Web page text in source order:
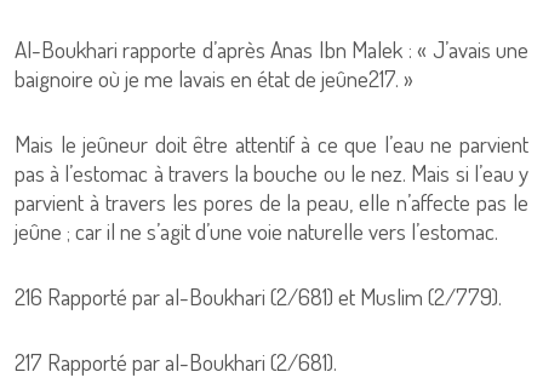
Al-Boukhari rapporte d’après Anas Ibn Malek : « J’avais une
baignoire où je me lavais en état de jeûne217. »
Mais le jeûneur doit être attentif à ce que l’eau ne parvient
pas à l’estomac à travers la bouche ou le nez. Mais si l’eau y
parvient à travers les pores de la peau, elle n’affecte pas le
jeûne ; car il ne s’agit d’une voie naturelle vers l’estomac.
216 Rapporté par al-Boukhari (2/681) et Muslim (2/779).
217 Rapporté par al-Boukhari (2/681).